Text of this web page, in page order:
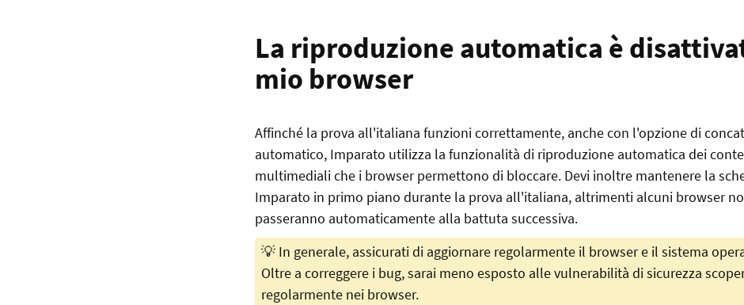
La riproduzione automatica è
mio browser
Affinché la prova all'italiana funzioni correttamente, anche con l'opzione di
automatico, Imparato utilizza la funzionalità di riproduzione automatica dei
multimediali che i browser permettono di bloccare. Devi inoltre mantenere la
Imparato in primo piano durante la prova all'italiana, altrimenti alcuni browser
passeranno automaticamente alla battuta successiva.
💡 In generale, assicurati di aggiornare regolarmente il browser e il sistema
Oltre a correggere i bug, sarai meno esposto alle vulnerabilità di sicurezza
regolarmente nei browser.